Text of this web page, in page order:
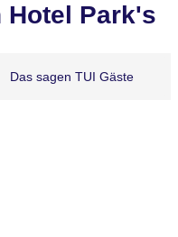
Hotel Park's
Das sagen TUI Gäste